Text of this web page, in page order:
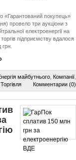
«Гарантований покупець»
провело три аукціони з
електроенергії на
підприємству вдалося
майбутнього Компанії
Торгівля
Комментарии (0)